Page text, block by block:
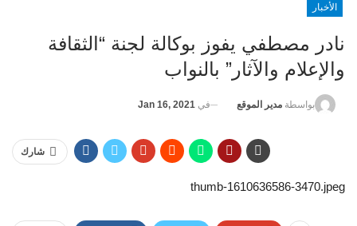
الأخبار
نادر مصطفي يفوز بوكالة لجنة “الثقافة
والإعلام والآثار” بالنواب
بواسطة مدير الموقع في Jan 16, 2021
شارك
thumb-1610636586-3470.jpeg